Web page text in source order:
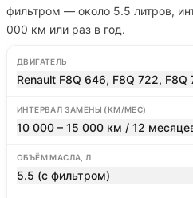
фильтром — около 5.5 литров,
000 км или раз в год.
ДВИГАТЕЛЬ
Renault F8Q 646, F8Q 722, F8Q
ИНТЕРВАЛ ЗАМЕНЫ (КМ/МЕС)
10 000 – 15 000 км / 12
ОБЪЁМ МАСЛА, Л
5.5 (с фильтром)